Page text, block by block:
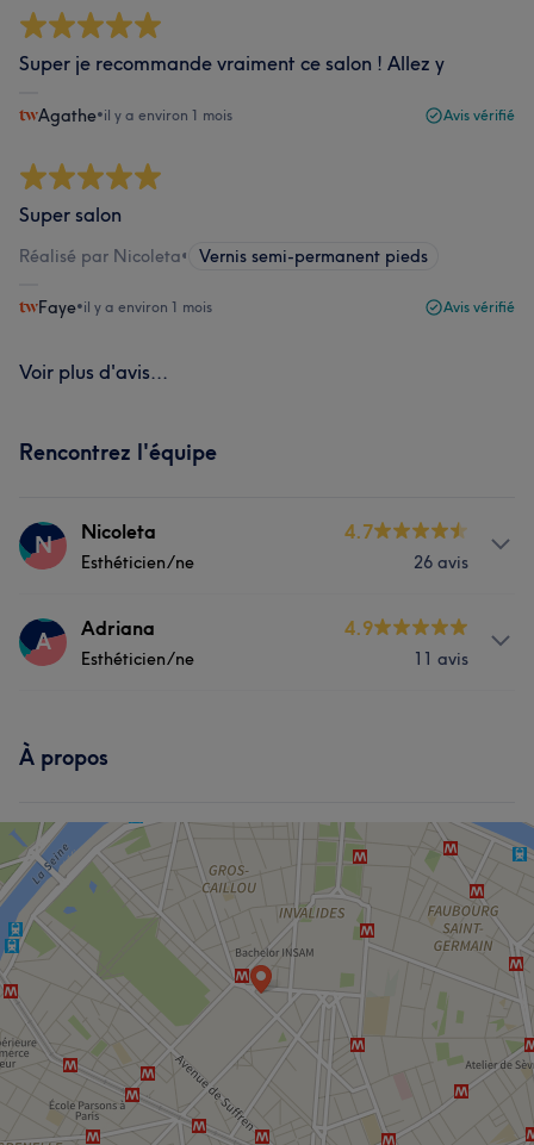
Super je recommande vraiment ce salon ! Allez y
Agathe•il y a environ 1 mois Avis vérifié
Super salon
Réalisé par Nicoleta• Vernis semi-permanent pieds
Faye•il y a environ 1 mois Avis vérifié
Voir plus d'avis...
Rencontrez l'équipe
N Nicoleta
Esthéticien/ne
4.7
26 avis
Prestations
A Adriana
Esthéticien/ne
4.9
11 avis
Manucure et Beauté des pieds
À propos